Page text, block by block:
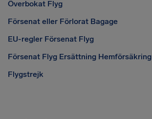
Överbokat Flyg
Försenat eller Förlorat Bagage
EU-regler Försenat Flyg
Försenat Flyg Ersättning Hemförsäkring
Flygstrejk